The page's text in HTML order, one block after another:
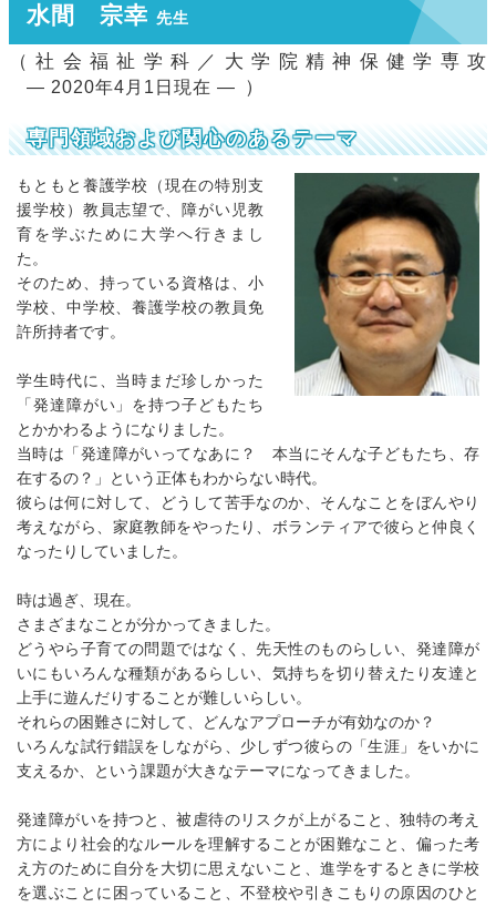
水間 宗幸 先生
（社会福祉学科／大学院精神保健学専攻
― 2020年4月1日現在 ― ）
専門領域および関心のあるテーマ
もともと養護学校（現在の特別支
援学校）教員志望で、障がい児教
育を学ぶために大学へ行きまし
た。
そのため、持っている資格は、小
学校、中学校、養護学校の教員免
許所持者です。
学生時代に、当時まだ珍しかった
「発達障がい」を持つ子どもたち
とかかわるようになりました。
当時は「発達障がいってなあに？ 本当にそんな子どもたち、存
在するの？」という正体もわからない時代。
彼らは何に対して、どうして苦手なのか、そんなことをぼんやり
考えながら、家庭教師をやったり、ボランティアで彼らと仲良く
なったりしていました。
時は過ぎ、現在。
さまざまなことが分かってきました。
どうやら子育ての問題ではなく、先天性のものらしい、発達障が
いにもいろんな種類があるらしい、気持ちを切り替えたり友達と
上手に遊んだりすることが難しいらしい。
それらの困難さに対して、どんなアプローチが有効なのか？
いろんな試行錯誤をしながら、少しずつ彼らの「生涯」をいかに
支えるか、という課題が大きなテーマになってきました。
発達障がいを持つと、被虐待のリスクが上がること、独特の考え
方により社会的なルールを理解することが困難なこと、偏った考
え方のために自分を大切に思えないこと、進学をするときに学校
を選ぶことに困っていること、不登校や引きこもりの原因のひと